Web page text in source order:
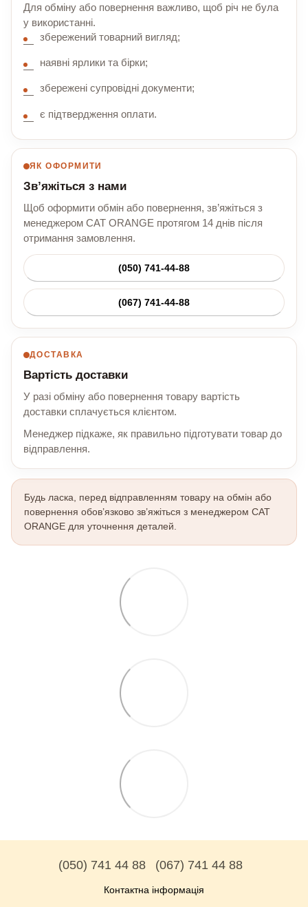
Для обміну або повернення важливо, щоб річ не була
у використанні.
збережений товарний вигляд;
наявні ярлики та бірки;
збережені супровідні документи;
є підтвердження оплати.
ЯК ОФОРМИТИ
Зв’яжіться з нами
Щоб оформити обмін або повернення, зв’яжіться з
менеджером CAT ORANGE протягом 14 днів після
отримання замовлення.
(050) 741-44-88
(067) 741-44-88
ДОСТАВКА
Вартість доставки
У разі обміну або повернення товару вартість
доставки сплачується клієнтом.
Менеджер підкаже, як правильно підготувати товар до
відправлення.
Будь ласка, перед відправленням товару на обмін або
повернення обов’язково зв’яжіться з менеджером CAT
ORANGE для уточнення деталей.
(050) 741 44 88 (067) 741 44 88
Контактна інформація